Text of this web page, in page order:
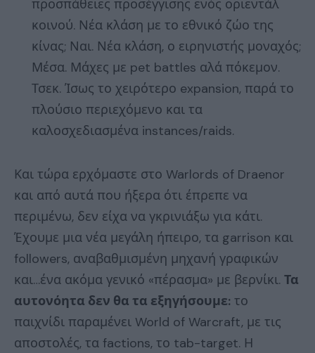
προσπάθειες προσέγγισης ενός οριεντάλ
κοινού. Νέα κλάση με το εθνικό ζώο της
κίνας; Ναι. Νέα κλάση, ο ειρηνιστής μοναχός;
Μέσα. Μάχες με pet battles αλά πόκεμον.
Τσεκ. Ίσως το χειρότερο expansion, παρά το
πλούσιο περιεχόμενο και τα
καλοσχεδιασμένα instances/raids.
Και τώρα ερχόμαστε στο Warlords of Draenor
και από αυτά που ήξερα ότι έπρεπε να
περιμένω, δεν είχα να γκρινιάξω για κάτι.
Έχουμε μια νέα μεγάλη ήπειρο, τα garrison και
followers, αναβαθμισμένη μηχανή γραφικών
και…ένα ακόμα γενικό «πέρασμα» με βερνίκι. Τα
αυτονόητα δεν θα τα εξηγήσουμε: το
παιχνίδι παραμένει World of Warcraft, με τις
αποστολές, τα factions, το tab-target. Η